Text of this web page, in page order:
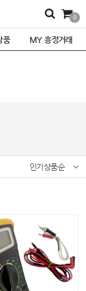
0
품 MY 흥정거래
인기상품순